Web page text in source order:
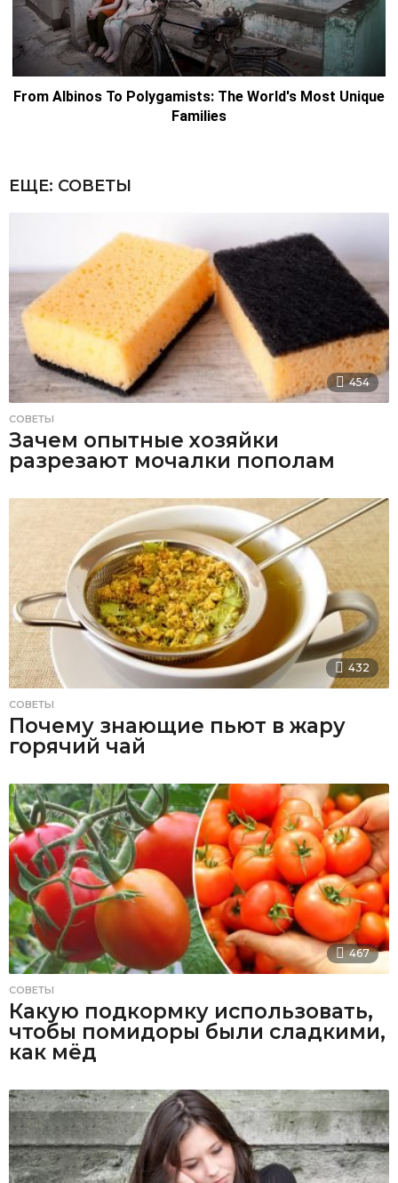
ЕЩЕ: СОВЕТЫ
454
СОВЕТЫ
Зачем опытные хозяйки
разрезают мочалки пополам
432
СОВЕТЫ
Почему знающие пьют в жару
горячий чай
467
СОВЕТЫ
Какую подкормку использовать,
чтобы помидоры были сладкими,
как мёд